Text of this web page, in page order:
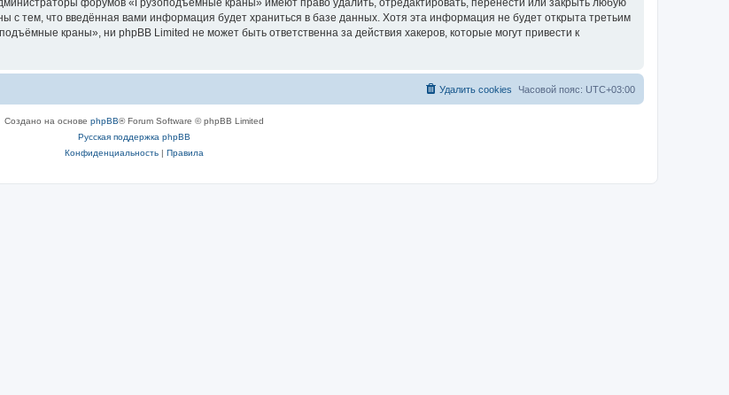
с тем, что введённая вами информация будет храниться в базе данных. Хотя эта информация не будет открыта третьим
краны», ни phpBB Limited не может быть ответственна за действия хакеров, которые могут привести к
Часовой пояс: UTC+03:00
Удалить cookies
Создано на основе phpBB® Forum Software © phpBB Limited
Русская поддержка phpBB
Конфиденциальность| Правила